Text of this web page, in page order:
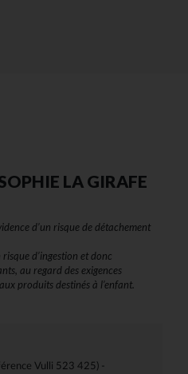
LA GIRAFE
d’un risque de détachement
d’ingestion et donc
au regard des exigences
produits destinés à l’enfant.
Vulli 523 425) -